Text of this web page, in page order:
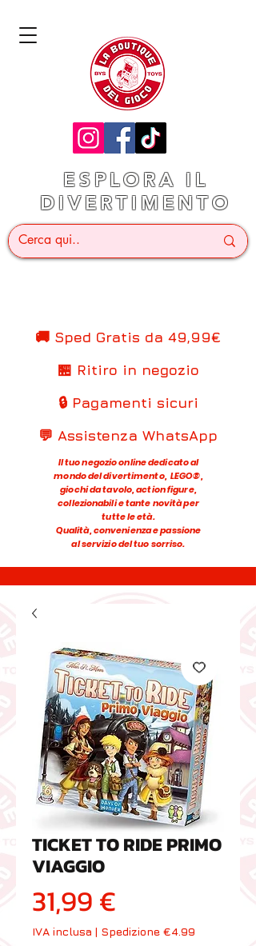
ESPLORA IL
DIVERTIMENTO
🚚 Sped Gratis da 49,99€
🏪 Ritiro in negozio
🔒 Pagamenti sicuri
💬 Assistenza WhatsApp
Il tuo negozio online dedicato al
mondo del divertimento, LEGO®,
giochi da tavolo, action figure,
collezionabili e tante novità per
tutte le età.
Qualità, convenienza e passione
al servizio del tuo sorriso.
TICKET TO RIDE PRIMO
VIAGGIO
31,99 €
IVA inclusa | Spedizione €4.99